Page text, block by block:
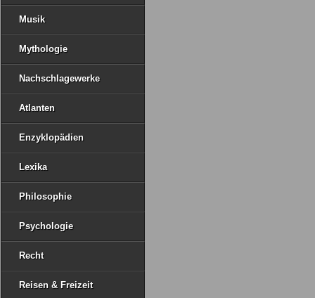
Musik
Mythologie
Nachschlagewerke
Atlanten
Enzyklopädien
Lexika
Philosophie
Psychologie
Recht
Reisen & Freizeit